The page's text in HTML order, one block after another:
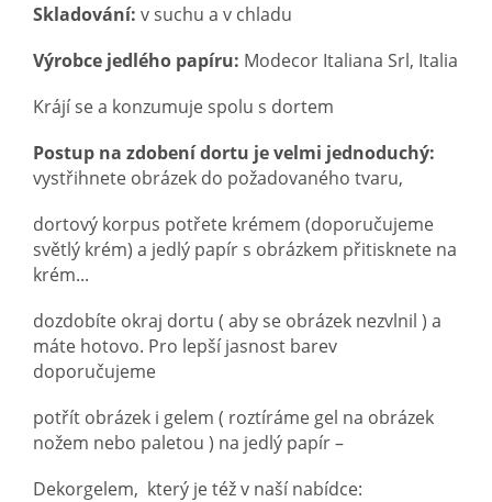
Skladování: v suchu a v chladu
Výrobce jedlého papíru: Modecor Italiana Srl, Italia
Krájí se a konzumuje spolu s dortem
Postup na zdobení dortu je velmi jednoduchý:
vystřihnete obrázek do požadovaného tvaru,
dortový korpus potřete krémem (doporučujeme
světlý krém) a jedlý papír s obrázkem přitisknete na
krém...
dozdobíte okraj dortu ( aby se obrázek nezvlnil ) a
máte hotovo. Pro lepší jasnost barev
doporučujeme
potřít obrázek i gelem ( roztíráme gel na obrázek
nožem nebo paletou ) na jedlý papír –
Dekorgelem, který je též v naší nabídce: